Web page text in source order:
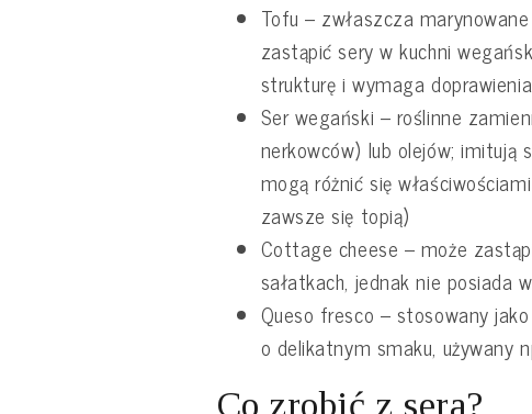
Tofu – zwłaszcza
zastąpić sery w kuchni
strukturę i wymaga doprawienia
Ser wegański – roślinne
nerkowców) lub olejów; imitują
mogą różnić się
zawsze się topią)
Cottage cheese – może
sałatkach, jednak nie posiada
Queso fresco – stosowany
o delikatnym smaku, używany
Co zrobić z sera?